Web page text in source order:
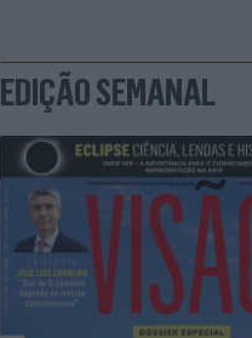
EDIÇÃO SEMANAL